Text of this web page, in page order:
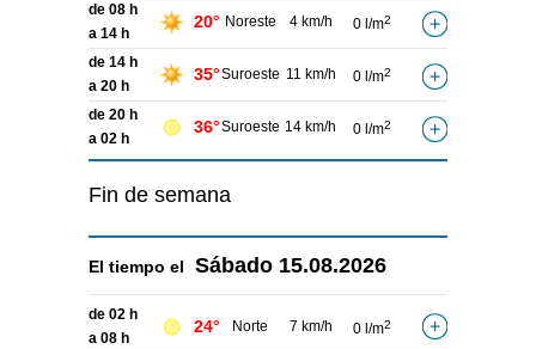
de 08 h
a 14 h
20° Noreste 4 km/h 0 l/m2
de 14 h
a 20 h
35°Suroeste 11 km/h 0 l/m2
de 20 h
a 02 h
36°Suroeste 14 km/h 0 l/m2
Fin de semana
El tiempo el Sábado 15.08.2026
de 02 h
a 08 h
24° Norte 7 km/h 0 l/m2